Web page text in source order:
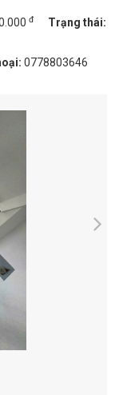
đ
Trạng thái:
0778803646